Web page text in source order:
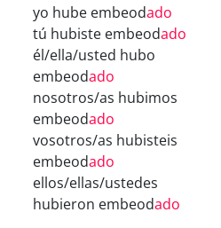
yo hube embeodado
tú hubiste embeodado
él/ella/usted hubo
embeodado
nosotros/as hubimos
embeodado
vosotros/as hubisteis
embeodado
ellos/ellas/ustedes
hubieron embeodado